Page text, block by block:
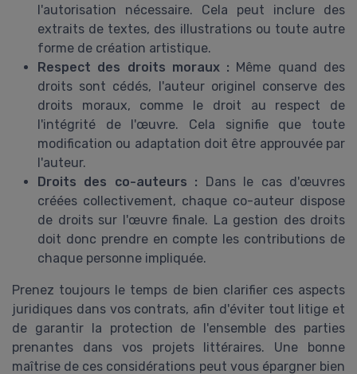
l'autorisation nécessaire. Cela peut inclure des
extraits de textes, des illustrations ou toute autre
forme de création artistique.
Respect des droits moraux : Même quand des
droits sont cédés, l'auteur originel conserve des
droits moraux, comme le droit au respect de
l'intégrité de l'œuvre. Cela signifie que toute
modification ou adaptation doit être approuvée par
l'auteur.
Droits des co-auteurs : Dans le cas d'œuvres
créées collectivement, chaque co-auteur dispose
de droits sur l'œuvre finale. La gestion des droits
doit donc prendre en compte les contributions de
chaque personne impliquée.
Prenez toujours le temps de bien clarifier ces aspects
juridiques dans vos contrats, afin d'éviter tout litige et
de garantir la protection de l'ensemble des parties
prenantes dans vos projets littéraires. Une bonne
maîtrise de ces considérations peut vous épargner bien